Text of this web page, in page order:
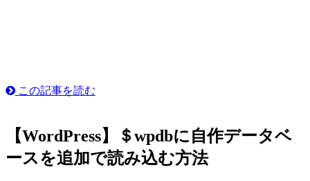
この記事を読む
【WordPress】＄wpdbに自作データベ
ースを追加で読み込む方法